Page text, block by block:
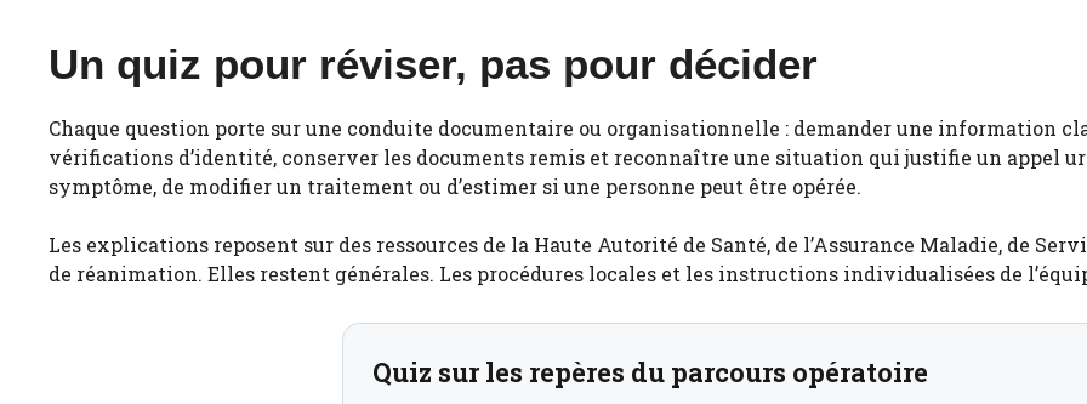
Un quiz pour réviser, pas pour décider
Chaque question porte sur une conduite documentaire ou organisationnelle : demander une information
vérifications d’identité, conserver les documents remis et reconnaître une situation qui justifie un appel
symptôme, de modifier un traitement ou d’estimer si une personne peut être opérée.
Les explications reposent sur des ressources de la Haute Autorité de Santé, de l’Assurance Maladie, de
de réanimation. Elles restent générales. Les procédures locales et les instructions individualisées de
Quiz sur les repères du parcours opératoire